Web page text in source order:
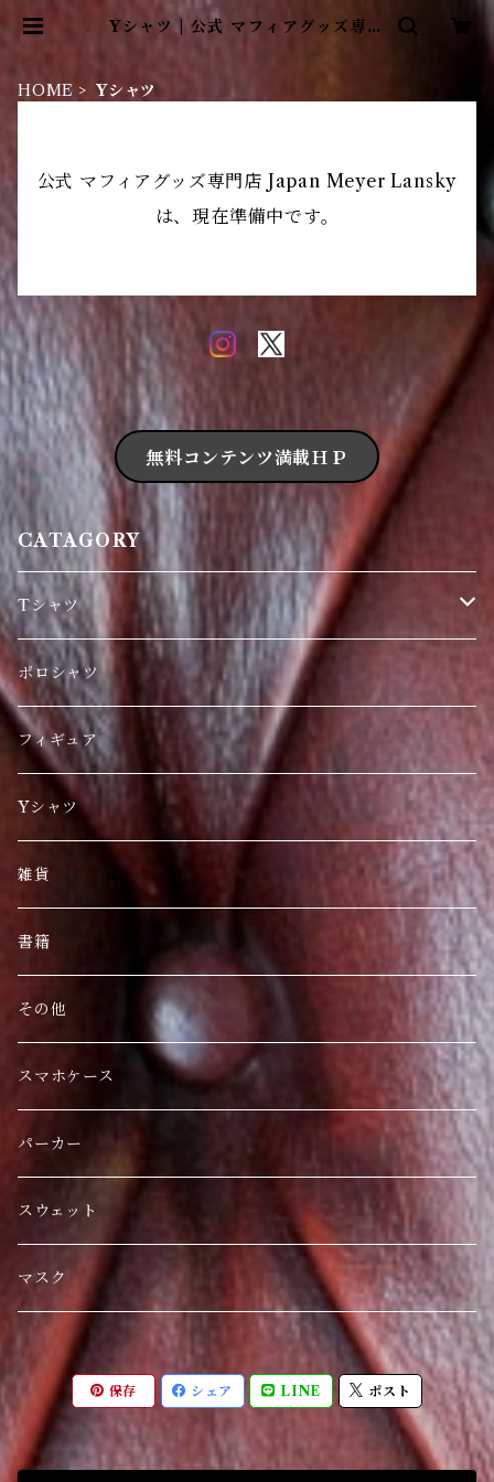
Yシャツ | 公式 マフィアグッズ専門
HOME Yシャツ
公式 マフィアグッズ専門店 Japan Meyer Lansky
は、現在準備中です。
無料コンテンツ満載ＨＰ
CATAGORY
Tシャツ
日本限定
刺繍
海外人気商品
ポロシャツ
フィギュア
Yシャツ
雑貨
書籍
その他
スマホケース
パーカー
スウェット
マスク
保存 シェア LINE ポスト